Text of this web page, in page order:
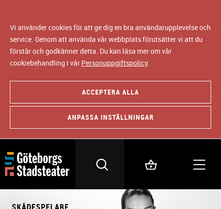
Vi använder cookies för att ge dig en bra användarupplevelse och
service. Genom att använda vår webbplats förutsätter vi att du
förstår och godkänner detta. Du kan läsa mer om vår
cookiebehandling i vår Personuppgiftspolicy.
ACCEPTERA ALLA
ANPASSA INSTÄLLNINGAR